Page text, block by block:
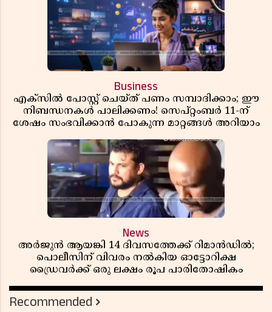
Business
എക്സിൽ പോസ്റ്റ് ചെയ്ത് പണം സമ്പാദിക്കാം; ഈ
നിബന്ധനകൾ പാലിക്കണം! സെപ്റ്റംബർ 11-ന്
ശേഷം സംഭവിക്കാൻ പോകുന്ന മാറ്റങ്ങൾ അറിയാം
News
അർജുൻ ആയങ്കി 14 ദിവസത്തേക്ക് റിമാൻഡിൽ;
പൊലീസിന് വിവരം നൽകിയ ഓട്ടോറിക്ഷ
ഡ്രൈവർക്ക് ഒരു ലക്ഷം രൂപ പാരിതോഷികം
Recommended